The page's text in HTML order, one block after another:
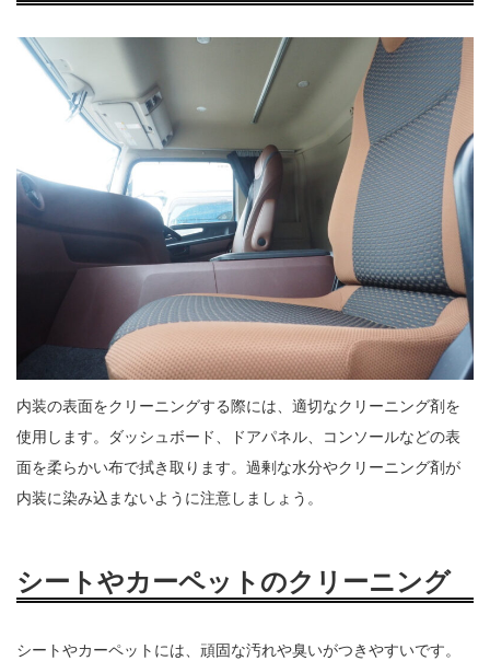
内装の表面をクリーニングする際には、適切なクリーニング剤を
使用します。ダッシュボード、ドアパネル、コンソールなどの表
面を柔らかい布で拭き取ります。過剰な水分やクリーニング剤が
内装に染み込まないように注意しましょう。
シートやカーペットのクリーニング
シートやカーペットには、頑固な汚れや臭いがつきやすいです。